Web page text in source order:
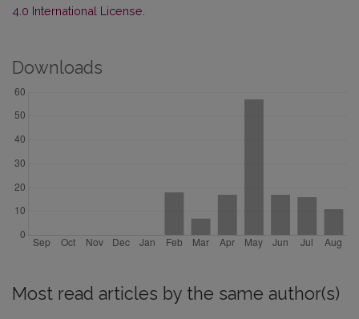
4.0 International License
Downloads
Most read articles by the same author(s)